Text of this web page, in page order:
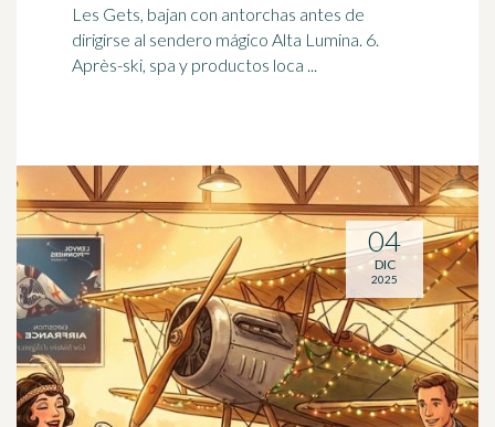
Les Gets, bajan con antorchas antes de
dirigirse al sendero mágico Alta Lumina. 6.
Après-ski, spa y productos loca ...
04
DIC
2025